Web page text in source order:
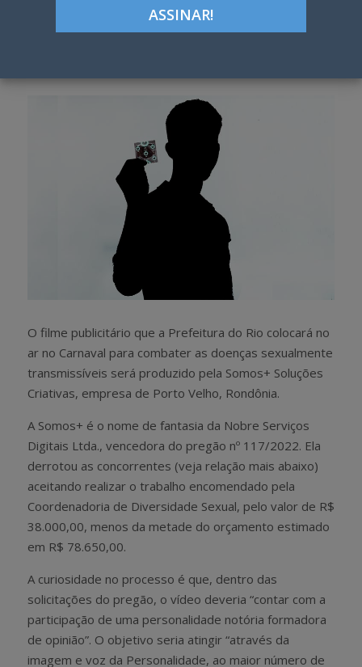
a
e
O filme publicitário que a Prefeitura do Rio colocará no
ar no Carnaval para combater as doenças sexualmente
transmissíveis será produzido pela Somos+ Soluções
Criativas, empresa de Porto Velho, Rondônia.
A Somos+ é o nome de fantasia da Nobre Serviços
Digitais Ltda., vencedora do pregão nº 117/2022. Ela
derrotou as concorrentes (veja relação mais abaixo)
aceitando realizar o trabalho encomendado pela
Coordenadoria de Diversidade Sexual, pelo valor de R$
38.000,00, menos da metade do orçamento estimado
em R$ 78.650,00.
A curiosidade no processo é que, dentro das
solicitações do pregão, o vídeo deveria “contar com a
participação de uma personalidade notória formadora
de opinião”. O objetivo seria atingir “através da
imagem e voz da Personalidade, ao maior número de